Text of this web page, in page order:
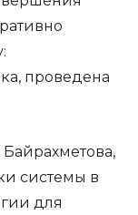
проведена
системы в
для